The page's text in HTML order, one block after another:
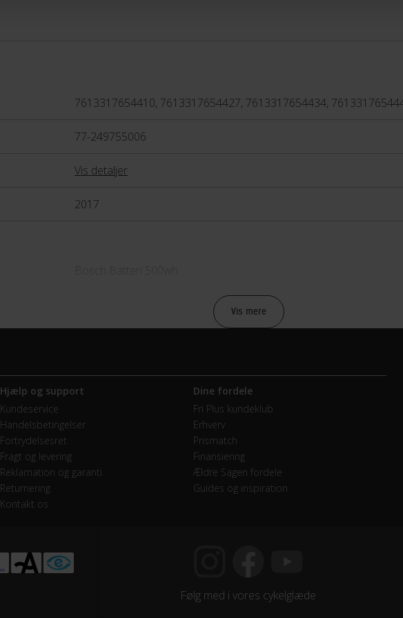
7613317654410, 7613317654427, 7613317654434,
77-249755006
Vis detaljer
2017
Bosch E-MTB display med assist
Nej
Shimano CS-HG50-10 - 11-36T
Vis mere
Hjælp og support
Kundeservice
Handelsbetingelser
Fortrydelsesret
Fragt og levering
Reklamation og garanti
Returnering
Kontakt os
Dine fordele
Fri Plus kundeklub
Erhverv
Prismatch
Finansiering
Ældre Sagen fordele
Guides og inspiration
Følg med i vores cykelglæde